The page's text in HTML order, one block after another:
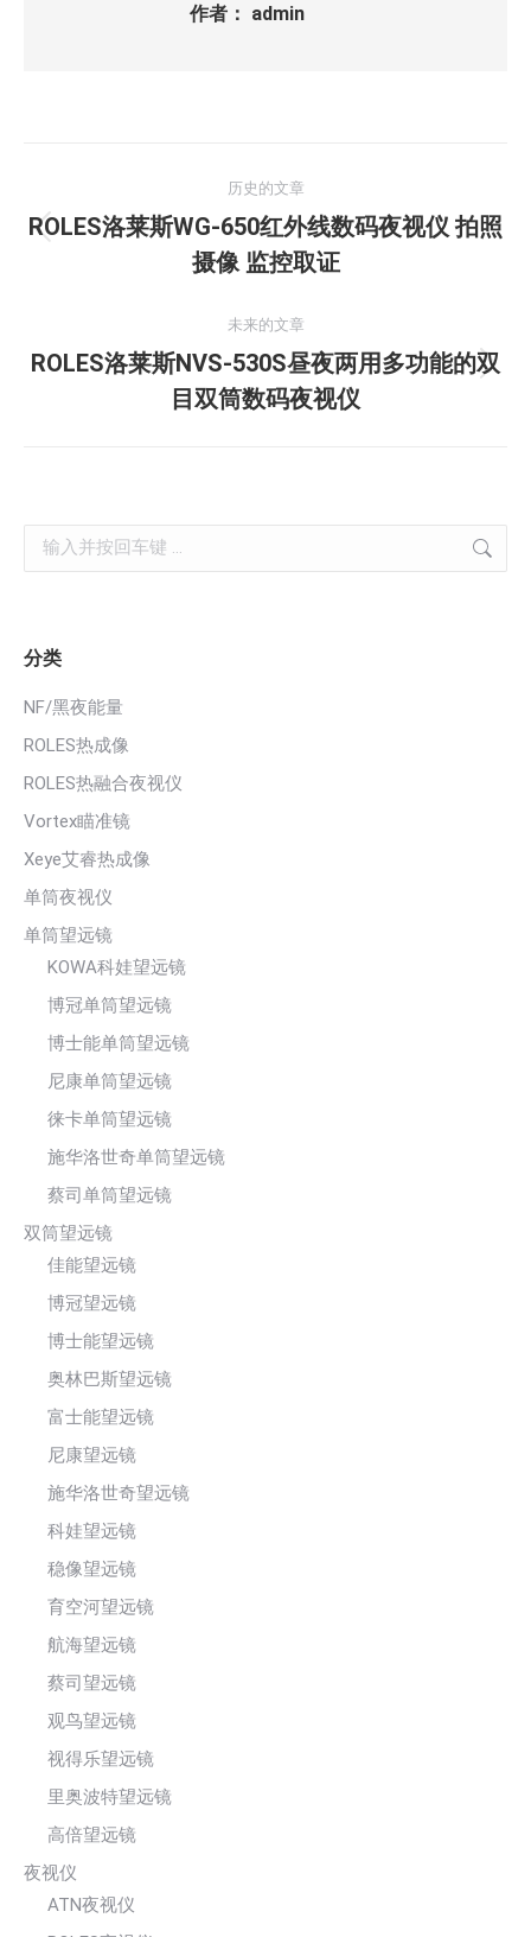
作者： admin
章
历史的文章
历
史
文
章：
ROLES洛莱斯WG-650红外线数码夜视仪 拍照
摄像 监控取证
未来的文章
未
来
ROLES洛莱斯NVS-530S昼夜两用多功能的双
目双筒数码夜视仪
Search:
分类
NF/黑夜能量
ROLES热成像
ROLES热融合夜视仪
Vortex瞄准镜
Xeye艾睿热成像
单筒夜视仪
单筒望远镜
KOWA科娃望远镜
博冠单筒望远镜
博士能单筒望远镜
尼康单筒望远镜
徕卡单筒望远镜
施华洛世奇单筒望远镜
蔡司单筒望远镜
双筒望远镜
佳能望远镜
博冠望远镜
博士能望远镜
奥林巴斯望远镜
富士能望远镜
尼康望远镜
施华洛世奇望远镜
科娃望远镜
稳像望远镜
育空河望远镜
航海望远镜
蔡司望远镜
观鸟望远镜
视得乐望远镜
里奥波特望远镜
高倍望远镜
夜视仪
ATN夜视仪